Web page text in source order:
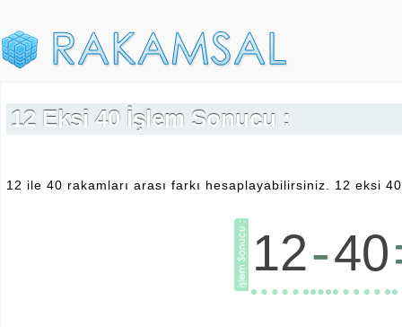
12 Eksi 40 İşlem Sonucu :
12 ile 40 rakamları arası farkı hesaplayabilirsiniz. 12 eksi
12-40